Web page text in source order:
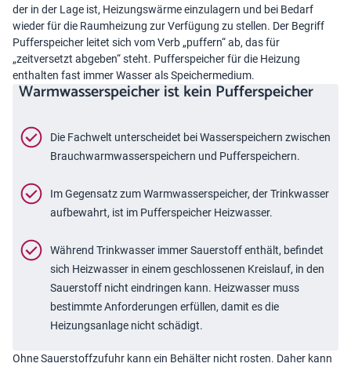
der in der Lage ist, Heizungswärme einzulagern und bei Bedarf
wieder für die Raumheizung zur Verfügung zu stellen. Der Begriff
Pufferspeicher leitet sich vom Verb „puffern“ ab, das für
„zeitversetzt abgeben“ steht. Pufferspeicher für die Heizung
enthalten fast immer Wasser als Speichermedium.
Warmwasserspeicher ist kein Pufferspeicher
Die Fachwelt unterscheidet bei Wasserspeichern zwischen
Brauchwarmwasserspeichern und Pufferspeichern.
Im Gegensatz zum Warmwasserspeicher, der Trinkwasser
aufbewahrt, ist im Pufferspeicher Heizwasser.
Während Trinkwasser immer Sauerstoff enthält, befindet
sich Heizwasser in einem geschlossenen Kreislauf, in den
Sauerstoff nicht eindringen kann. Heizwasser muss
bestimmte Anforderungen erfüllen, damit es die
Heizungsanlage nicht schädigt.
Ohne Sauerstoffzufuhr kann ein Behälter nicht rosten. Daher kann